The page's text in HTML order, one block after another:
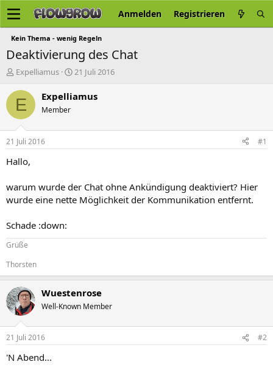
Anmelden Registrieren
Kein Thema - wenig Regeln
Deaktivierung des Chat
E
s
e
r
Expelliamus
E
s
t
21 Juli 2016
E Expelliamus
Member
21 Juli 2016 #1
Hallo,
warum wurde der Chat ohne Ankündigung deaktiviert? Hier
wurde eine nette Möglichkeit der Kommunikation entfernt.
Schade :down:
Grüße
Thorsten
Wuestenrose
Well-Known Member
21 Juli 2016 #2
'N Abend...